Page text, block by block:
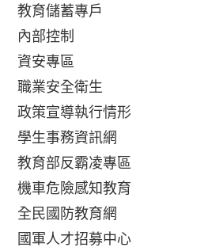
教育儲蓄專戶
內部控制
資安專區
職業安全衛生
政策宣導執行情形
學生事務資訊網
教育部反霸凌專區
機車危險感知教育
全民國防教育網
國軍人才招募中心